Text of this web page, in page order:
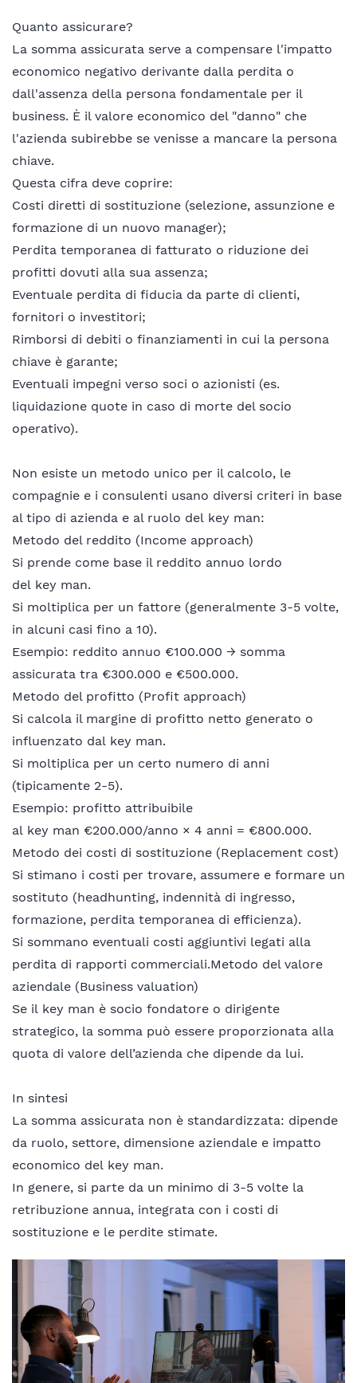
Quanto assicurare?
La somma assicurata serve a compensare l'impatto
economico negativo derivante dalla perdita o
dall'assenza della persona fondamentale per il
business. È il valore economico del "danno" che
l'azienda subirebbe se venisse a mancare la persona
chiave.
Questa cifra deve coprire:
Costi diretti di sostituzione (selezione, assunzione e
formazione di un nuovo manager);
Perdita temporanea di fatturato o riduzione dei
profitti dovuti alla sua assenza;
Eventuale perdita di fiducia da parte di clienti,
fornitori o investitori;
Rimborsi di debiti o finanziamenti in cui la persona
chiave è garante;
Eventuali impegni verso soci o azionisti (es.
liquidazione quote in caso di morte del socio
operativo).
Non esiste un metodo unico per il calcolo, le
compagnie e i consulenti usano diversi criteri in base
al tipo di azienda e al ruolo del key man:
Metodo del reddito (Income approach)
Si prende come base il reddito annuo lordo
del key man.
Si moltiplica per un fattore (generalmente 3-5 volte,
in alcuni casi fino a 10).
Esempio: reddito annuo €100.000 → somma
assicurata tra €300.000 e €500.000.
Metodo del profitto (Profit approach)
Si calcola il margine di profitto netto generato o
influenzato dal key man.
Si moltiplica per un certo numero di anni
(tipicamente 2-5).
Esempio: profitto attribuibile
al key man €200.000/anno × 4 anni = €800.000.
Metodo dei costi di sostituzione (Replacement cost)
Si stimano i costi per trovare, assumere e formare un
sostituto (headhunting, indennità di ingresso,
formazione, perdita temporanea di efficienza).
Si sommano eventuali costi aggiuntivi legati alla
perdita di rapporti commerciali.Metodo del valore
aziendale (Business valuation)
Se il key man è socio fondatore o dirigente
strategico, la somma può essere proporzionata alla
quota di valore dell’azienda che dipende da lui.
In sintesi
La somma assicurata non è standardizzata: dipende
da ruolo, settore, dimensione aziendale e impatto
economico del key man.
In genere, si parte da un minimo di 3-5 volte la
retribuzione annua, integrata con i costi di
sostituzione e le perdite stimate.